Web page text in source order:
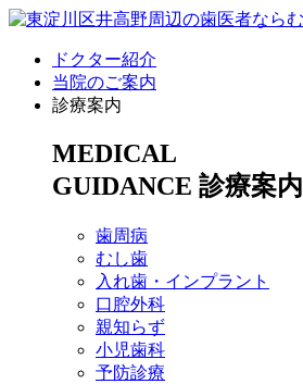
ドクター紹介
当院のご案内
診療案内
MEDICAL
GUIDANCE 診療案内
歯周病
むし歯
入れ歯・インプラント
口腔外科
親知らず
小児歯科
予防診療